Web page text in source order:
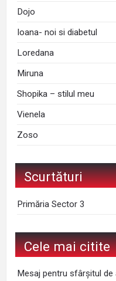
Dojo
Ioana- noi si diabetul
Loredana
Miruna
Shopika – stilul meu
Vienela
Zoso
Scurtături
Primăria Sector 3
Cele mai citite
Mesaj pentru sfârșitul de